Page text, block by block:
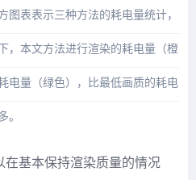
图表表示三种方法的耗电量统计，
，本文方法进行渲染的耗电量（橙
电量（绿色），比最低画质的耗电
。
基本保持渲染质量的情况